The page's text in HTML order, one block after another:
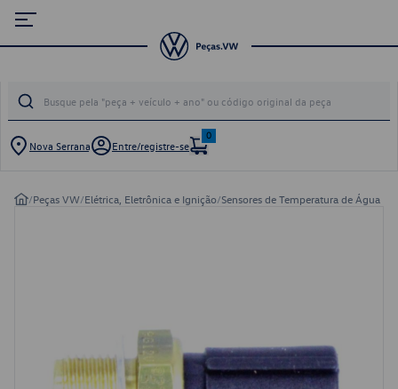
Nova Serrana Entre/registre-se
0
/Peças VW/Elétrica, Eletrônica e Ignição/Sensores de Temperatura de Água